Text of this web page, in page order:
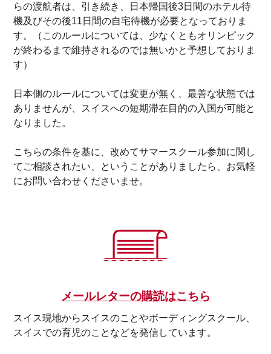
らの渡航者は、引き続き、日本帰国後3日間のホテル待
機及びその後11日間の自宅待機が必要となっておりま
す。（このルールについては、少なくともオリンピック
が終わるまで維持されるのでは無いかと予想しておりま
す）
日本側のルールについては変更が無く、最善な状態では
ありませんが、スイスへの短期滞在目的の入国が可能と
なりました。
こちらの条件を基に、改めてサマースクール参加に関し
てご相談されたい、ということがありましたら、お気軽
にお問い合わせくださいませ。
メールレターの購読はこちら
スイス現地からスイスのことやボーディングスクール、
スイスでの育児のことなどを発信しています。